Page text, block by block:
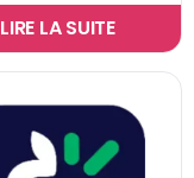
LIRE LA SUITE